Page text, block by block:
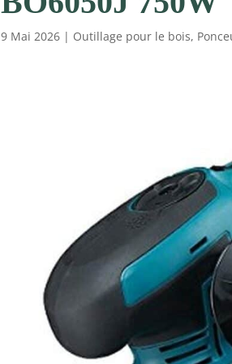
9 Mai 2026 | Outillage pour le bois,